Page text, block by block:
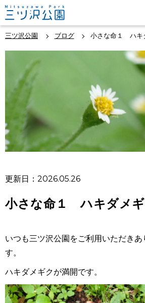
三ツ沢公園 ブログ 小さな命１ ハキ
更新日：2026.05.26
小さな命１ ハキダメ
いつも三ツ沢公園をご利用いただきあ
す。
ハキダメギクが満開です。